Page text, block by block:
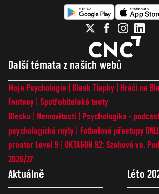
Další témata z našich webů
Moje Psychologie Blesk Tlapky Hráči na
Fantasy Spotřebitelské testy
Blesku
Nemovitosti
Psychologika -
psychologické mýty
Fotbalové přestupy
prostor Level 9 OKTAGON 92: Szabová vs.
2026/27
Aktuálně Léto